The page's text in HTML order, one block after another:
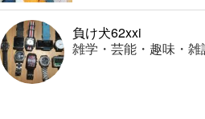
負け犬62xxi
雑学・芸能・趣味・雑